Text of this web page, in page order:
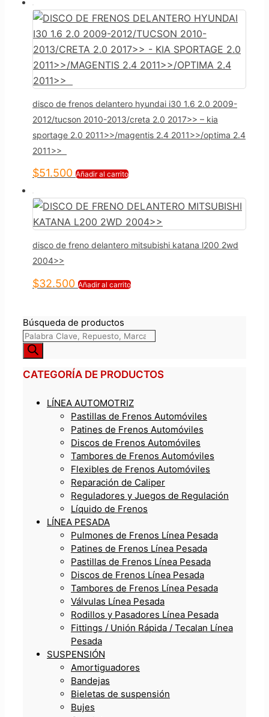
disco de frenos delantero hyundai i30 1.6 2.0 2009-
2012/tucson 2010-2013/creta 2.0 2017>> – kia
sportage 2.0 2011>>/magentis 2.4 2011>>/optima 2.4
2011>>
$51.500 Añadir al carrito
disco de freno delantero mitsubishi katana l200 2wd
2004>>
$32.500 Añadir al carrito
Búsqueda de productos
CATEGORÍA DE PRODUCTOS
LÍNEA AUTOMOTRIZ
Pastillas de Frenos Automóviles
Patines de Frenos Automóviles
Discos de Frenos Automóviles
Tambores de Frenos Automóviles
Flexibles de Frenos Automóviles
Reparación de Caliper
Reguladores y Juegos de Regulación
Líquido de Frenos
LÍNEA PESADA
Pulmones de Frenos Línea Pesada
Patines de Frenos Línea Pesada
Pastillas de Frenos Línea Pesada
Discos de Frenos Línea Pesada
Tambores de Frenos Línea Pesada
Válvulas Línea Pesada
Rodillos y Pasadores Línea Pesada
Fittings / Unión Rápida / Tecalan Línea
Pesada
SUSPENSIÓN
Amortiguadores
Bandejas
Bieletas de suspensión
Bujes